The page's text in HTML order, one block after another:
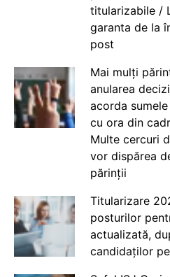
titularizabile /
garanta de la
post
Mai mulți
anularea
acorda
cu ora din
Multe cercuri
vor dispărea
părinții
Titularizare
posturilor
actualizată,
candidaților